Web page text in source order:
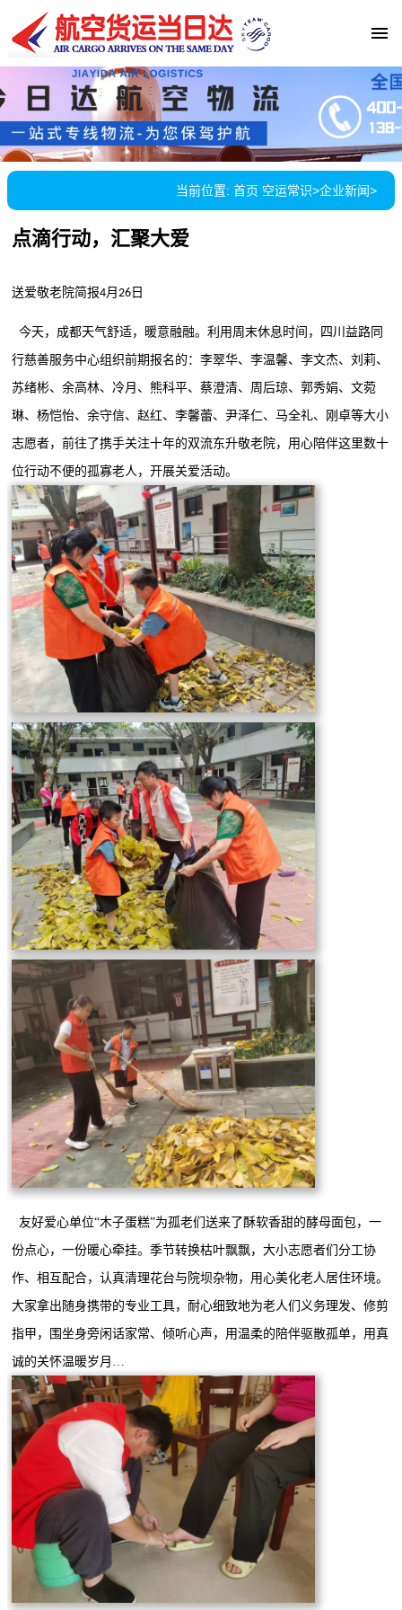
当前位置: 首页 空运常识>企业新闻>
点滴行动，汇聚大爱
送爱敬老院简报4月 26 日
今天，成都天气舒适，暖意融融。利用周末休息时间，四川益路同
行慈善服务中心组织前期报名的：李翠华、李温馨、李文杰、刘莉、
苏绪彬、余高林、冷月、熊科平、蔡澄清、周后琼、郭秀娟、文菀
琳、杨恺怡、余守信、赵红、李馨蕾、尹泽仁、马全礼、刚卓等大小
志愿者，前往了携手关注十年的双流东升敬老院，用心陪伴这里数十
位行动不便的孤寡老人，开展关爱活动。
友好爱心单位“木子蛋糕”为孤老们送来了酥软香甜的酵母面包，一
份点心，一份暖心牵挂。季节转换枯叶飘飘，大小志愿者们分工协
作、相互配合，认真清理花台与院坝杂物，用心美化老人居住环境。
大家拿出随身携带的专业工具，耐心细致地为老人们义务理发、修剪
指甲，围坐身旁闲话家常、倾听心声，用温柔的陪伴驱散孤单，用真
诚的关怀温暖岁月…